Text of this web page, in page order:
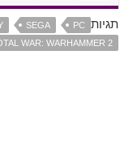
תגיות PC
SEGA
WAR: WARHAMMER 2